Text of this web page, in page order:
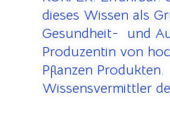
dieses Wissen als
Gesundheit- und
Produzentin von
Pflanzen Produkten.
Wissensvermittler